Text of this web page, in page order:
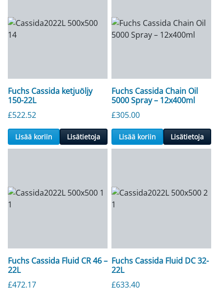
Fuchs Cassida ketjuöljy
150-22L
£522.52
Lisää koriin Lisätietoja
Fuchs Cassida Chain Oil
5000 Spray – 12x400ml
£305.00
Lisää koriin Lisätietoja
Fuchs Cassida Fluid CR 46 –
22L
£472.17
Fuchs Cassida Fluid DC 32-
22L
£633.40